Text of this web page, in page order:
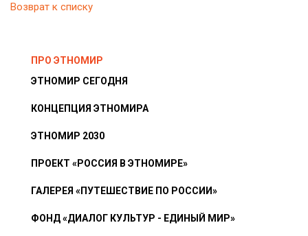
Возврат к списку
ПРО ЭТНОМИР
ЭТНОМИР СЕГОДНЯ
КОНЦЕПЦИЯ ЭТНОМИРА
ЭТНОМИР 2030
ПРОЕКТ «РОССИЯ В ЭТНОМИРЕ»
ГАЛЕРЕЯ «ПУТЕШЕСТВИЕ ПО РОССИИ»
ФОНД «ДИАЛОГ КУЛЬТУР - ЕДИНЫЙ МИР»